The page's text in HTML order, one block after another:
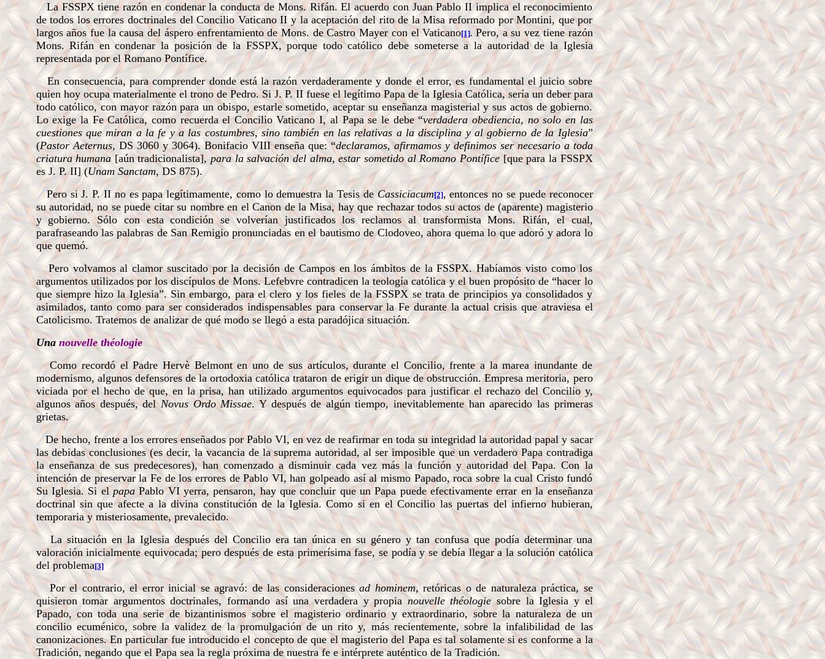
La FSSPX tiene razón en condenar la conducta de Mons. Rifán. El acuerdo con Juan Pablo II implica el reconocimiento
de todos los errores doctrinales del Concilio Vaticano II y la aceptación del rito de la Misa reformado por Montini, que por
largos años fue la causa del áspero enfrentamiento de Mons. de Castro Mayer con el Vaticano[1]. Pero, a su vez tiene razón
Mons. Rifán en condenar la posición de la FSSPX, porque todo católico debe someterse a la autoridad de la Iglesia
representada por el Romano Pontífice.
En consecuencia, para comprender donde está la razón verdaderamente y donde el error, es fundamental el juicio sobre
quien hoy ocupa materialmente el trono de Pedro. Si J. P. II fuese el legítimo Papa de la Iglesia Católica, sería un deber para
todo católico, con mayor razón para un obispo, estarle sometido, aceptar su enseñanza magisterial y sus actos de gobierno.
Lo exige la Fe Católica, como recuerda el Concilio Vaticano I, al Papa se le debe “verdadera obediencia, no solo en las
cuestiones que miran a la fe ya las costumbres,sino también en las relativas a la disciplina y al gobierno de la Iglesia”
(Pastor Aeternus, DS 3060 y 3064).Bonifacio VIII enseña que: “declaramos,afirmamos y definimos ser necesario a toda
criatura humana[aún tradicionalista], para la salvación del alma, estar sometido alRomano Pontífice[que para la FSSPX
es J. P. II] (Unam Sanctam, DS 875).
Pero si J. P. II no es papa legítimamente,como lo demuestra la Tesis de Cassiciacum[2], entonces no se puede reconocer
su autoridad, no se puede citar su nombre en el Canon de la Misa, hay que rechazar todos su actos de (aparente) magisterio
y gobierno.Sólo con esta condición se volverían justificados los reclamos al transformista Mons. Rifán, el cual,
parafraseando las palabras de San Remigio pronunciadas en el bautismo de Clodoveo, ahora quema lo que adoró y adora lo
que quemó.
Pero volvamos al clamor suscitado por la decisión de Campos en los ámbitos de la FSSPX. Habíamos visto como los
argumentos utilizados por los discípulos de Mons. Lefebvre contradicen la teología católica y el buen propósito de “hacer lo
que siempre hizo la Iglesia”. Sin embargo, para el clero y los fieles de la FSSPX se trata de principios ya consolidados y
asimilados, tanto como para ser considerados indispensables para conservar la Fe durante la actual crisis que atraviesa el
Catolicismo. Tratemos de analizar de quémodo se llegó a esta paradójica situación.
Unanouvelle théologie
Como recordó el Padre Hervè Belmont en uno de sus artículos, durante el Concilio, frente a la marea inundante de
modernismo, algunos defensores de la ortodoxia católica trataron de erigir un dique de obstrucción.Empresa meritoria, pero
viciada por el hecho de que, en la prisa, han utilizado argumentos equivocados para justificar el rechazo del Concilio y,
algunos años después, delNovus Ordo Missae. Y después de algún tiempo, inevitablemente han aparecido las primeras
grietas.
De hecho, frente a los errores enseñados por Pablo VI, en vez de reafirmar en toda su integridad la autoridad papal y sacar
las debidas conclusiones (es decir, la vacancia de la suprema autoridad, al ser imposible que un verdadero Papa contradiga
la enseñanza de sus predecesores), han comenzado a disminuir cada vez más la función y autoridad del Papa. Con la
intención de preservar la Fe de los errores de Pablo VI, han golpeado así al mismo Papado, roca sobre la cual Cristo fundó
Su Iglesia. Si el papaPablo VI yerra, pensaron, hay que concluir que un Papa puede efectivamente errar en la enseñanza
doctrinal sin que afecte a la divina constitución de la Iglesia. Como si en el Concilio las puertas del infierno hubieran,
temporaria y misteriosamente, prevalecido.
La situación en la Iglesia después del Concilio era tan única en su género y tan confusa que podía determinar una
valoración inicialmente equivocada; pero después de esta primerísima fase, se podía y se debía llegar a la solución católica
del problema[3]
Por el contrario, el error inicial se agravó: de las consideracionesad hominem, retóricas o de naturaleza práctica, se
quisieron tomar argumentos doctrinales, formando así una verdadera y propia nouvelle théologiesobre la Iglesia y el
Papado, con toda una serie de bizantinismos sobre el magisterio ordinario y extraordinario, sobre la naturaleza de un
concilio ecuménico, sobre la validez de la promulgación de un rito y, más recientemente, sobre la infalibilidad de las
canonizaciones.En particular fue introducido el concepto de que el magisterio del Papa es tal solamente si es conforme a la
Tradición, negando que el Papa sea la regla próxima de nuestra fe e intérprete auténtico de la Tradición.